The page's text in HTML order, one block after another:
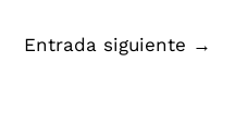
Entrada siguiente →